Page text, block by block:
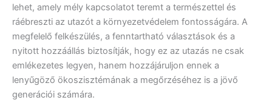
lehet, amely mély kapcsolatot teremt a természettel és
ráébreszti az utazót a környezetvédelem fontosságára. A
megfelelő felkészülés, a fenntartható választások és a
nyitott hozzáállás biztosítják, hogy ez az utazás ne csak
emlékezetes legyen, hanem hozzájáruljon ennek a
lenyűgöző ökoszisztémának a megőrzéséhez is a jövő
generációi számára.